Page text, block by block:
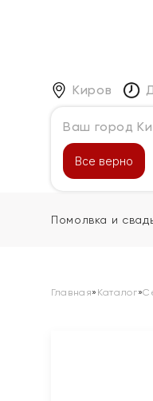
Киров
Ваш город
Все верно
Каталог
Помолвка и
Главная» Каталог»